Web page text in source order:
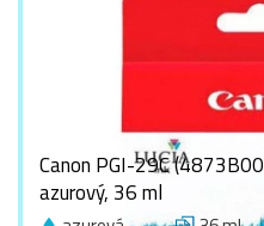
Canon PGI-29C
azurový, 36 ml